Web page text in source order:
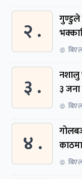
२ .
गुण्डुले
३ .
नशालु
३ जना
४ .